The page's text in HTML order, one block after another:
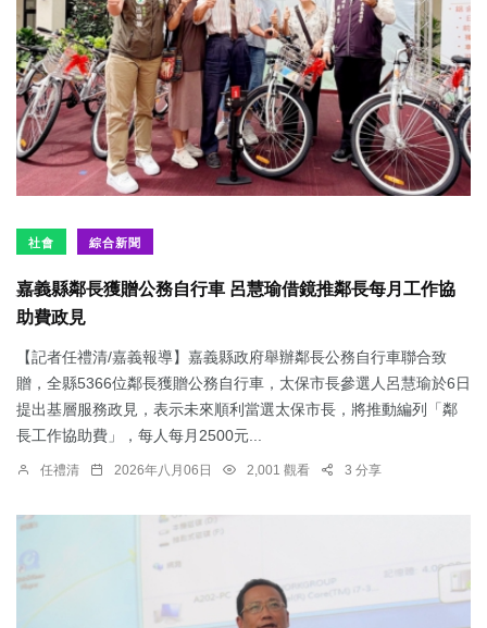
社會 綜合新聞
嘉義縣鄰長獲贈公務自行車 呂慧瑜借鏡推鄰長每月工作協
助費政見
【記者任禮清/嘉義報導】嘉義縣政府舉辦鄰長公務自行車聯合致
贈，全縣5366位鄰長獲贈公務自行車，太保市長參選人呂慧瑜於6日
提出基層服務政見，表示未來順利當選太保市長，將推動編列「鄰
長工作協助費」，每人每月2500元...
任禮清 2026年八月06日 2,001 觀看 3 分享